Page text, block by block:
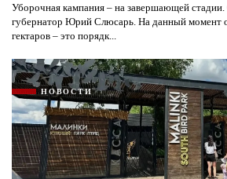
Уборочная кампания – на завершающей
губернатор Юрий Слюсарь. На данный момент
гектаров – это порядк...
НОВОСТИ